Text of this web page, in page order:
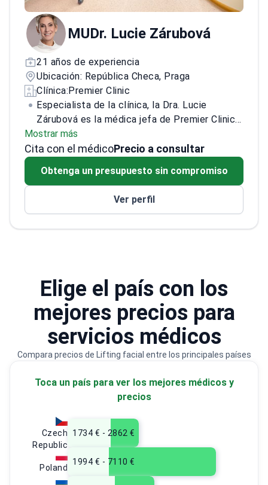
Elige el país con los
mejores precios para
servicios médicos
Compara precios de Lifting facial entre los principales países
Toca un país para ver los mejores médicos y
precios
Czech
Republic
Poland
1734 € - 2862 €
1994 € - 7110 €
MUDr. Lucie Zárubová
21 años de experiencia
Ubicación: República Checa, Praga
Clínica:Premier Clinic
Especialista de la clínica, la Dra. Lucie
Zárubová es la médica jefa de Premier Clinic y
se centra en la cirugía plástica con un perfil
de cirugía mamaria y cirugía oncológica.
Realiza más de 500 procedimientos de cirugía
mamaria al año, incluyendo aumento de senos,
después de tratamiento oncológico y
Mostrar más
Cita con el médicoPrecio a consultar
Obtenga un presupuesto sin compromiso
Ver perfil